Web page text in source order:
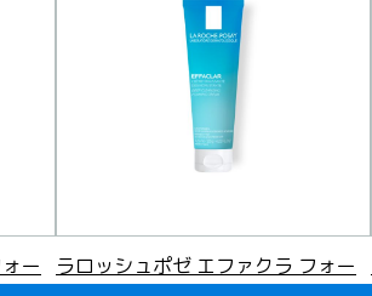
ー
ラロッシュポゼ エファクラ フォー